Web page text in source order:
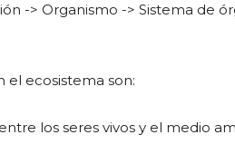
-> Organismo -> Sistema de
el ecosistema son:
los seres vivos y el medio